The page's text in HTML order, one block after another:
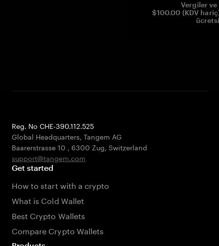
Vergiler
$100.00 (KDV
Reg. No CHE-390.112.525
Global Headquarters, Tangem AG
Baarerstrasse 10 , 6300 Zug, Switzerland
support@tangem.com
Get started
How to start with a crypto
What is Cold Wallet
Best Crypto Wallets
Compare Crypto Wallets